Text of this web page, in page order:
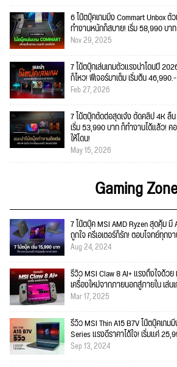
6 โน๊ตบุ๊คเกมมิ่ง Commart Unbox
ทำงานหนักก็สบาย! เริ่ม 58,990 บา
Nov 29, 2025
7 โน้ตบุ๊กเล่นเกมตัวแรงน่าโดนปี
ก็ไหว! ฟีเจอร์มาเต็ม เริ่มต้น
Feb 27, 2026
7 โน้ตบุ๊กตัดต่อสุดเจ๋ง ตัดคลิป 4K ลื่น
เริ่ม 53,990 บาท ก็ทำงานได้แล้ว! ค
ให้โดน!
May 15, 2026
Gaming
7 โน๊ตบุ๊ค MSI AMD Ryzen สุดคุ้ม มี
ถูกใจ ครีเอเตอร์ก็รัก! ตอบโจทย์ทุกง
Aug 24, 2024
รีวิว MSI Claw 8 AI+ แรงถึงใจด้ว
เครื่องใหม่จากภายนอกสู่ภายใน เล่น
Mar 17, 2025
รีวิว MSI Thin A15 B7V โน๊ตบุ๊คเก
Series แรงดีราคาได้ใจ! เริ่มแค่
Sep 13, 2024